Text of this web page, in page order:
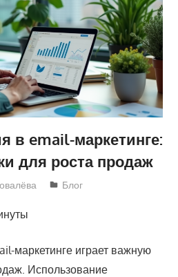
в email-маркетинге:
для роста продаж
Блог
маркетинге играет важную
Использование